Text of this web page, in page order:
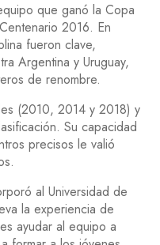
que ganó la Copa
2016. En
fueron clave,
Argentina y Uruguay,
de renombre.
(2010, 2014 y 2018) y
Su capacidad
precisos le valió
al Universidad de
la experiencia de
ayudar al equipo a